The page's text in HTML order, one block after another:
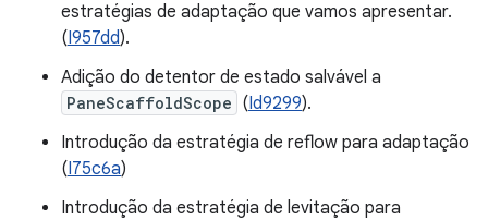
estratégias de adaptação que vamos apresentar.
(I957dd).
Adição do detentor de estado salvável a
PaneScaffoldScope (Id9299).
Introdução da estratégia de reflow para adaptação
(I75c6a)
Introdução da estratégia de levitação para